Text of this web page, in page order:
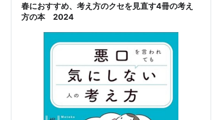
春におすすめ、考え方のクセを見直す4冊の考え
方の本 2024